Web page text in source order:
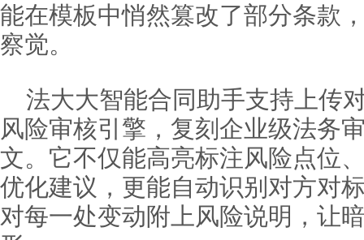
能在模板中悄然篡改了部分条款
察觉。
法大大智能合同助手支持上传
风险审核引擎，复刻企业级法务
文。它不仅能高亮标注风险点位
优化建议，更能自动识别对方对
对每一处变动附上风险说明，让